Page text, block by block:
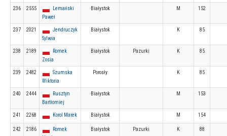
236 2555
Lemański
Paweł
Białystok M 152
237 2021
Jendruczyk
Sylwia
Białystok K 85
238 2189
Romek
Zosia
Białystok Pazurki K 85
239 2482
Szumska
Wiktoria
Porosły K 85
240 2444
Rusztyn
Bartłomiej
Białystok M 153
241 2268 Korol Marek Białystok M 154
242 2186
Romek
Białystok Pazurki K 88